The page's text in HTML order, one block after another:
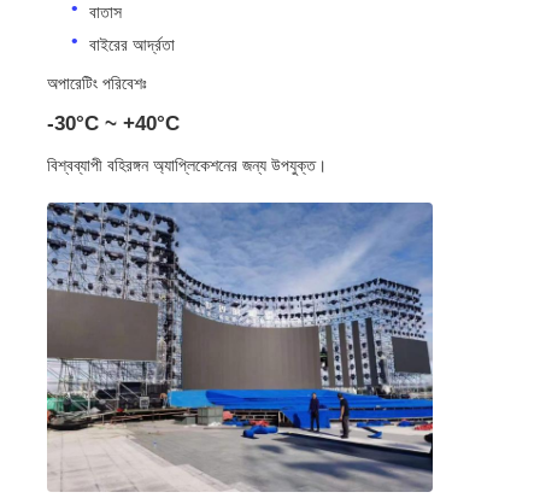
বাতাস
বাইরের আর্দ্রতা
অপারেটিং পরিবেশঃ
-30°C ~ +40°C
বিশ্বব্যাপী বহিরঙ্গন অ্যাপ্লিকেশনের জন্য উপযুক্ত।